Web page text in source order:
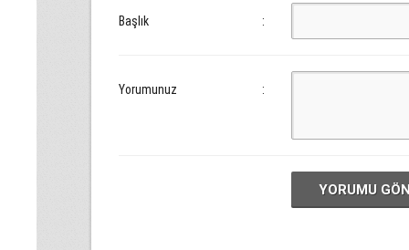
Başlık :
Yorumunuz :
YORUMU